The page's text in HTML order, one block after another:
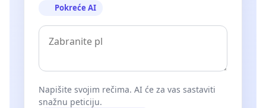
Pokreće AI
Napišite svojim rečima. AI će za vas sastaviti
snažnu peticiju.